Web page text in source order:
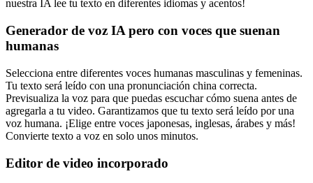
nuestra IA lee tu texto en diferentes idiomas y acentos!
Generador de voz IA pero con voces que suenan
humanas
Selecciona entre diferentes voces humanas masculinas y femeninas.
Tu texto será leído con una pronunciación china correcta.
Previsualiza la voz para que puedas escuchar cómo suena antes de
agregarla a tu video. Garantizamos que tu texto será leído por una
voz humana. ¡Elige entre voces japonesas, inglesas, árabes y más!
Convierte texto a voz en solo unos minutos.
Editor de video incorporado